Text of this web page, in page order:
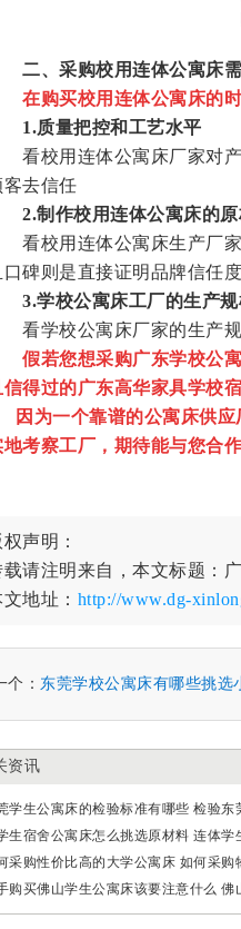
二、采购校用连体公寓床
在购买校用连体公寓床的
1.质量把控和工艺水平
校用连体公寓床厂家对产
客去信任
2.制作校用连体公寓床的
校用连体公寓床生产厂家
口碑则是直接证明品牌信任度
3.学校公寓床工厂的生产规
学校公寓床厂家的生产规
假若您想采购广东学校公
信得过的广东高华家具学校
因为一个靠谱的公寓床供
地考察工厂，期待能与您合
权声明：
载请注明来自，本文标题：
地址： http://www.dg-
个： 东莞学校公寓床有哪些挑选小窍门 东
资讯
学生公寓床的检验标准有哪些 检验东
生宿舍公寓床怎么挑选原材料 连体
采购性价比高的大学公寓床 如何采购
购买佛山学生公寓床该要注意什么 佛